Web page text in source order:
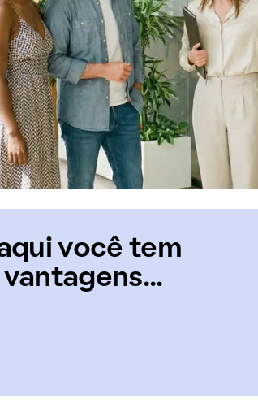
aqui você tem
vantagens...